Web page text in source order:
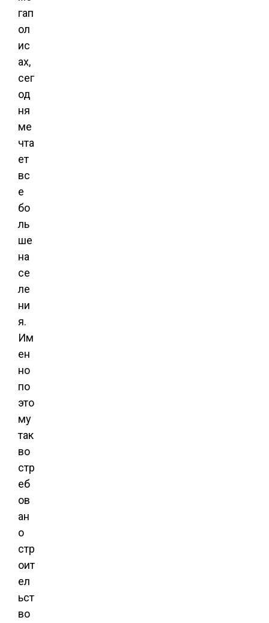
гап
ол
ис
ах,
сег
од
ня
ме
чта
ет
вс
е
бо
ль
ше
на
се
ле
ни
я.
Им
ен
но
по
это
му
так
во
стр
еб
ов
ан
о
стр
оит
ел
ьст
во